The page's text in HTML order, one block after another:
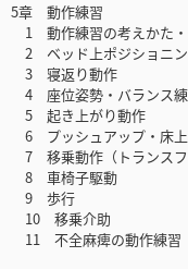
5章 動作練習
1 動作練習の考えかた
2 ベッド上ポジショニ
3 寝返り動作
4 座位姿勢・バランス
5 起き上がり動作
6 プッシュアップ・床
7 移乗動作（トランスフ
8 車椅子駆動
9 歩行
10 移乗介助
11 不全麻痺の動作練習